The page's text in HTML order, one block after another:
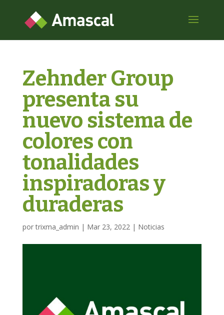
Zehnder Group
presenta su
nuevo sistema de
colores con
tonalidades
inspiradoras y
duraderas
portrixma_admin | Mar 23, 2022| Noticias